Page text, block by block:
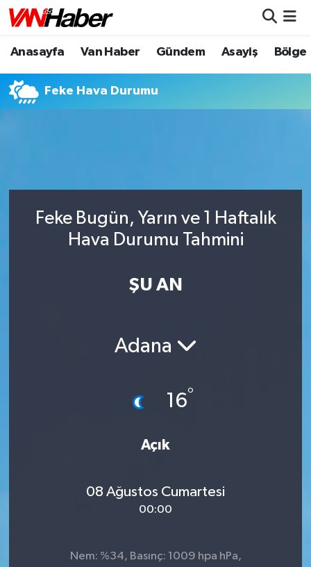
Anasayfa Van Haber Gündem Asayiş Bölge
Feke Hava Durumu
Feke Bugün, Yarın ve 1 Haftalık
Hava Durumu Tahmini
ŞU AN
Adana
16°
Açık
08 Ağustos Cumartesi
00:00
Nem: %34, Basınç: 1009 hpa hPa,
Nöbetçi Eczaneler
Hava Durumu
Son Dakika Haberleri